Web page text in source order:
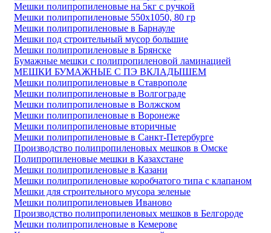
Мешки полипропиленовые на 5кг с ручкой
Мешки полипропиленовые 550х1050, 80 гр
Мешки полипропиленовые в Барнауле
Мешки под строительный мусор большие
Мешки полипропиленовые в Брянске
Бумажные мешки с полипропиленовой ламинацией
МЕШКИ БУМАЖНЫЕ С ПЭ ВКЛАДЫШЕМ
Мешки полипропиленовые в Ставрополе
Мешки полипропиленовые в Волгограде
Мешки полипропиленовые в Волжском
Мешки полипропиленовые в Воронеже
Мешки полипропиленовые вторичные
Мешки полипропиленовые в Санкт-Петербурге
Производство полипропиленовых мешков в Омске
Полипропиленовые мешки в Казахстане
Мешки полипропиленовые в Казани
Мешки полипропиленовые коробчатого типа с клапаном
Мешки для строительного мусора зеленые
Мешки полипропиленовыев Иваново
Производство полипропиленовых мешков в Белгороде
Мешки полипропиленовые в Кемерове